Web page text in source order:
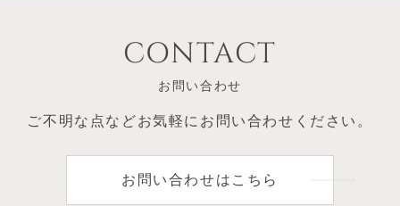
CONTACT
お問い合わせ
ご不明な点などお気軽にお問い合わせください。
お問い合わせはこちら